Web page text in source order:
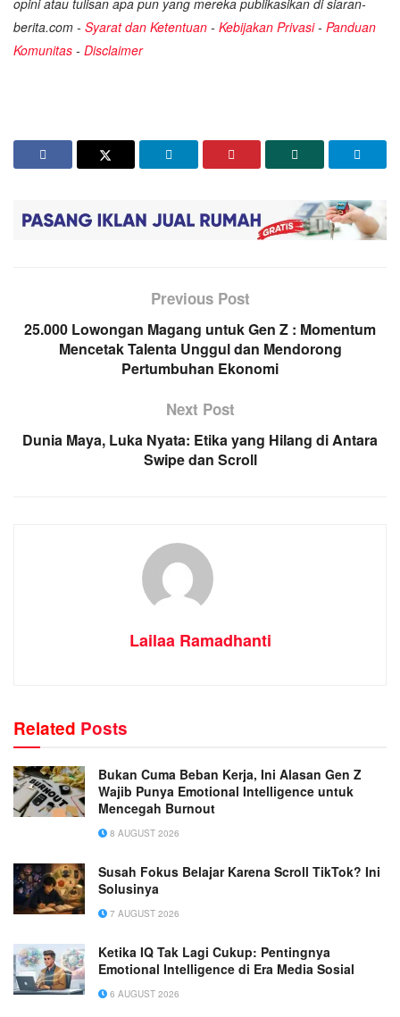
berita.com - Syarat dan Ketentuan - Kebijakan Privasi- Panduan
Komunitas - Disclaimer
Previous Post
25.000 Lowongan Magang untuk Gen Z : Momentum
Mencetak Talenta Unggul dan Mendorong
Pertumbuhan Ekonomi
Next Post
Dunia Maya, Luka Nyata: Etika yang Hilang di Antara
Swipe dan Scroll
Lailaa Ramadhanti
Related Posts
Bukan Cuma Beban Kerja, Ini Alasan Gen Z
Wajib Punya Emotional Intelligence untuk
Mencegah Burnout
8 AUGUST 2026
Susah Fokus Belajar Karena Scroll TikTok? Ini
Solusinya
7 AUGUST 2026
Ketika IQ Tak Lagi Cukup: Pentingnya
Emotional Intelligence di Era Media Sosial
6 AUGUST 2026